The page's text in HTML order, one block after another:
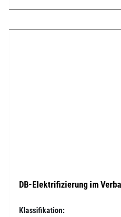
DB-Elektrifizierung im
Klassifikation: